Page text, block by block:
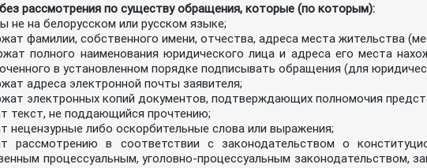
рассмотрения по существу обращения, которые (по которым):
не на белорусском или русском языке;
фамилии, собственного имени, отчества, адреса места жительства
полного наименования юридического лица и адреса его места
в установленном порядке подписывать обращения (для
адреса электронной почты заявителя;
электронных копий документов, подтверждающих полномочия
текст, не поддающийся прочтению;
нецензурные либо оскорбительные слова или выражения;
рассмотрению в соответствии с законодательством о
процессуальным, уголовно-процессуальным законодательством,